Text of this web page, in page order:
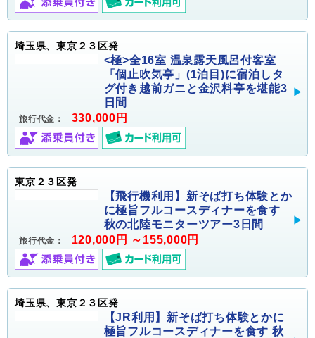
埼玉県、東京２３区発
<極>全16室 温泉露天風呂付客室
「個止吹気亭」(1泊目)に宿泊しタ
グ付き越前ガニと金沢料亭を堪能3
日間
旅行代金： 330,000円
東京２３区発
【飛行機利用】新そば打ち体験とか
に極旨フルコースディナーを食す
秋の北陸モニターツアー3日間
旅行代金： 120,000円 ～155,000円
埼玉県、東京２３区発
【JR利用】新そば打ち体験とかに
極旨フルコースディナーを食す 秋